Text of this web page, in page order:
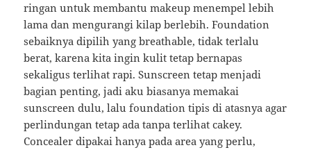
ringan untuk membantu makeup menempel lebih
lama dan mengurangi kilap berlebih. Foundation
sebaiknya dipilih yang breathable, tidak terlalu
berat, karena kita ingin kulit tetap bernapas
sekaligus terlihat rapi. Sunscreen tetap menjadi
bagian penting, jadi aku biasanya memakai
sunscreen dulu, lalu foundation tipis di atasnya agar
perlindungan tetap ada tanpa terlihat cakey.
Concealer dipakai hanya pada area yang perlu,